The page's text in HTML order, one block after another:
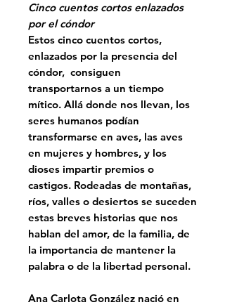
Cinco cuentos cortos enlazados
por el cóndor
Estos cinco cuentos cortos,
enlazados por la presencia del
cóndor, consiguen
transportarnos a un tiempo
mítico. Allá donde nos llevan, los
seres humanos podían
transformarse en aves, las aves
en mujeres y hombres, y los
dioses impartir premios o
castigos. Rodeadas de montañas,
ríos, valles o desiertos se suceden
estas breves historias que nos
hablan del amor, de la familia, de
la importancia de mantener la
palabra o de la libertad personal.
Ana Carlota González nació en